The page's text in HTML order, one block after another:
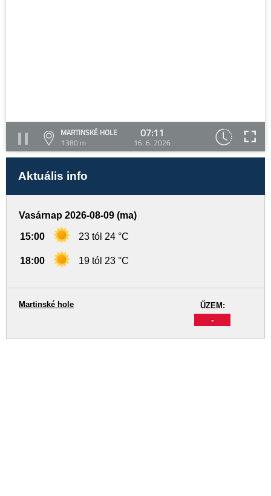
MARTINSKÉ HOLE
1380 m
07:11
16. 6. 2026
Aktuális info
Vasárnap 2026-08-09 (ma)
15:00 23 tól 24 °C
18:00 19 tól 23 °C
ŰZEM:
-
Martinské hole